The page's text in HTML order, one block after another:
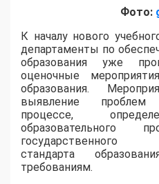
Фото:
К началу нового
департаменты по
образования уже
оценочные
образования.
выявление проблем
процессе,
образовательного
государственного
стандарта
требованиям.